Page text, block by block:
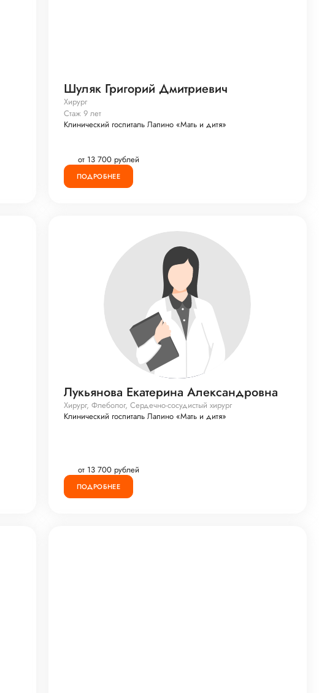
Шуляк Григорий Дмитриевич
Хирург
Стаж 9 лет
Клинический госпиталь Лапино «Мать и дитя»
от 13 700 рублей
ПОДРОБНЕЕ
Лукьянова Екатерина Александровна
Хирург, Флеболог, Сердечно-сосудистый хирург
Клинический госпиталь Лапино «Мать и дитя»
от 13 700 рублей
ПОДРОБНЕЕ